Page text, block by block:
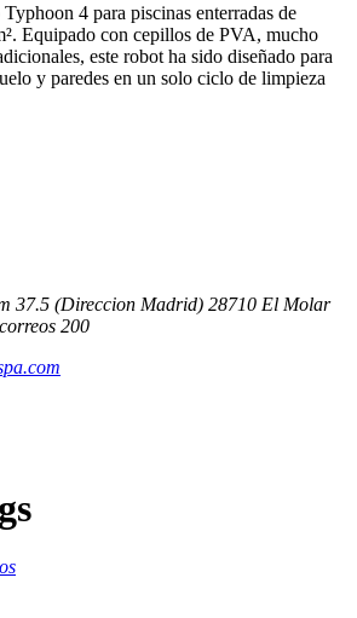
4 para piscinas enterradas de
Equipado con cepillos de PVA, mucho
este robot ha sido diseñado para
y paredes en un solo ciclo de limpieza
37.5 (Direccion Madrid) 28710 El Molar
200